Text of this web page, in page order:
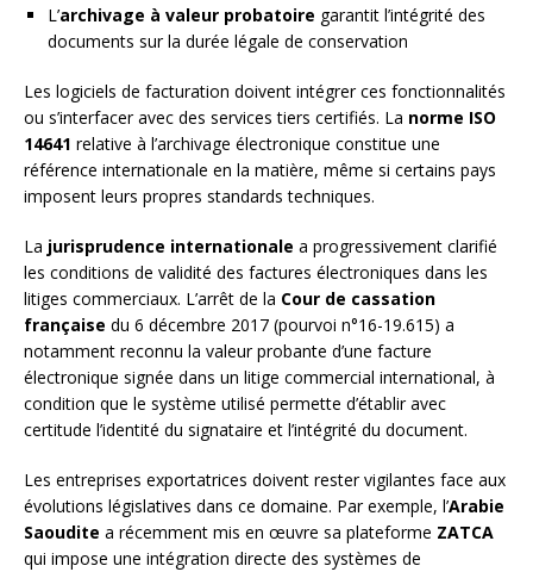
L’archivage à valeur probatoire garantit l’intégrité des
documents sur la durée légale de conservation
Les logiciels de facturation doivent intégrer ces fonctionnalités
ou s’interfacer avec des services tiers certifiés. La norme ISO
14641 relative à l’archivage électronique constitue une
référence internationale en la matière, même si certains pays
imposent leurs propres standards techniques.
La jurisprudence internationale a progressivement clarifié
les conditions de validité des factures électroniques dans les
litiges commerciaux. L’arrêt de la Cour de cassation
française du 6 décembre 2017 (pourvoi n°16-19.615) a
notamment reconnu la valeur probante d’une facture
électronique signée dans un litige commercial international, à
condition que le système utilisé permette d’établir avec
certitude l’identité du signataire et l’intégrité du document.
Les entreprises exportatrices doivent rester vigilantes face aux
évolutions législatives dans ce domaine. Par exemple, l’Arabie
Saoudite a récemment mis en œuvre sa plateforme ZATCA
qui impose une intégration directe des systèmes de